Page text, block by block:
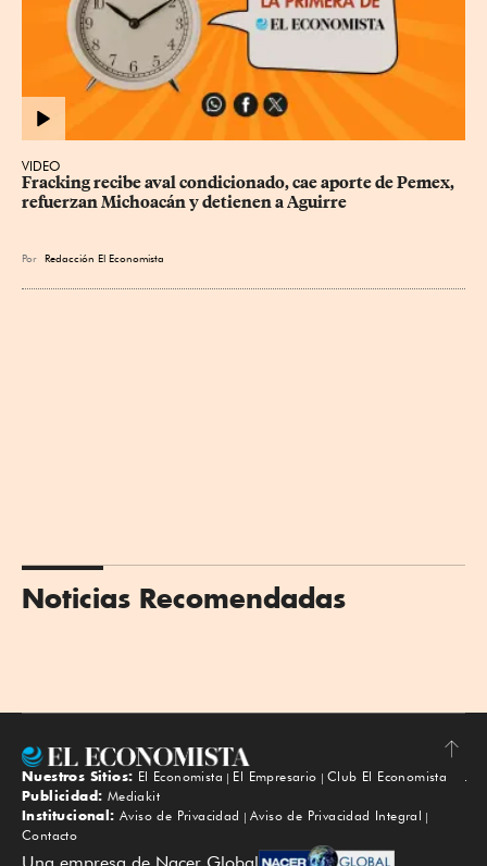
VIDEO
Fracking recibe aval condicionado, cae aporte de Pemex,
refuerzan Michoacán y detienen a Aguirre
Por Redacción El Economista
Noticias Recomendadas
Subir
Nuestros Sitios: El Economista El Empresario
Club El Economista
Publicidad: Mediakit
Institucional: Aviso de Privacidad
Aviso de Privacidad Integral
Contacto